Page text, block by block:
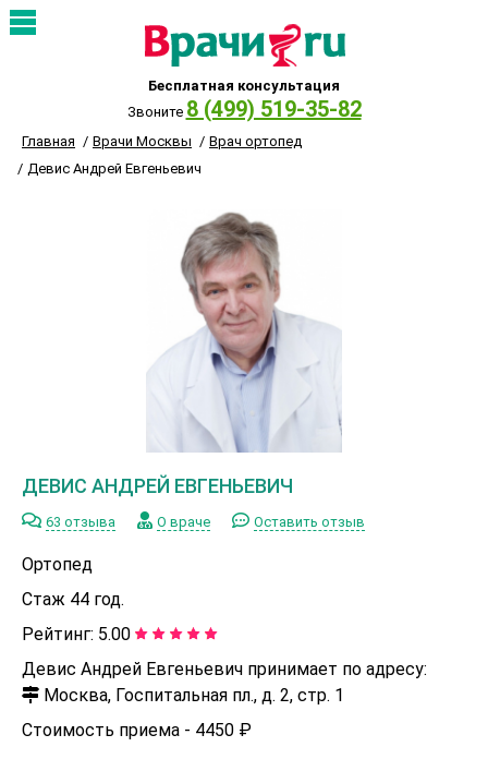
Бесплатная консультация
Звоните 8 (499) 519-35-82
Главная Врачи Москвы
Врач ортопед
Девис Андрей Евгеньевич
ДЕВИС АНДРЕЙ ЕВГЕНЬЕВИЧ
63 отзыва О враче Оставить отзыв
Ортопед
Стаж 44 год.
Рейтинг: 5.00
Девис Андрей Евгеньевич принимает по адресу:
Москва, Госпитальная пл., д. 2, стр. 1
Стоимость приема - 4450 ₽